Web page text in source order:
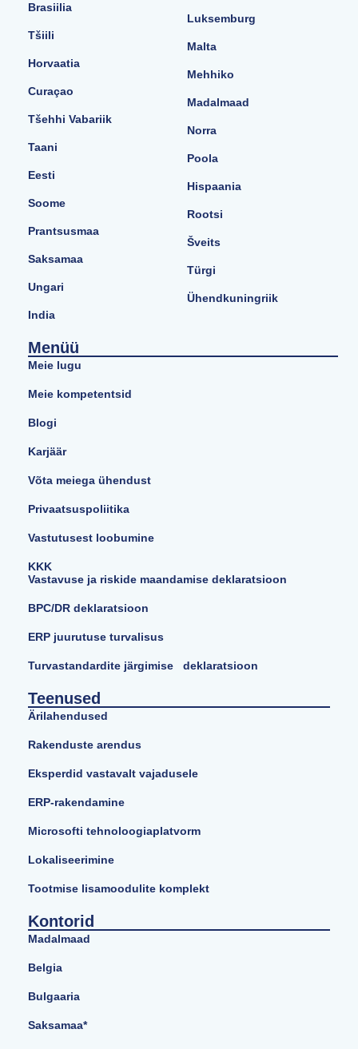
Brasiilia
Tšiili
Horvaatia
Curaçao
Tšehhi Vabariik
Taani
Eesti
Soome
Prantsusmaa
Saksamaa
Ungari
India
Luksemburg
Malta
Mehhiko
Madalmaad
Norra
Poola
Hispaania
Rootsi
Šveits
Türgi
Ühendkuningriik
Menüü
Meie lugu
Meie kompetentsid
Blogi
Karjäär
Võta meiega ühendust
Privaatsuspoliitika
Vastutusest loobumine
KKK
Vastavuse ja riskide maandamise deklaratsioon
BPC/DR deklaratsioon
ERP juurutuse turvalisus
Turvastandardite järgimise deklaratsioon
Teenused
Ärilahendused
Rakenduste arendus
Eksperdid vastavalt vajadusele
ERP-rakendamine
Microsofti tehnoloogiaplatvorm
Lokaliseerimine
Tootmise lisamoodulite komplekt
Kontorid
Madalmaad
Belgia
Bulgaaria
Saksamaa*